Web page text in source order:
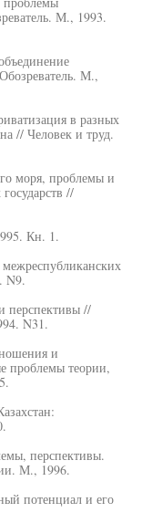
М., 1993.
М.,
в разных
// Человек и труд.
моря, проблемы и
//
Кн. 1.
N9.
перспективы //
N31.
и
проблемы теории,
перспективы.
М., 1996.
потенциал и его